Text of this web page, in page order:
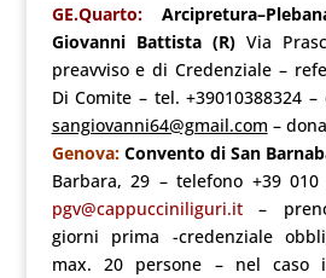
GE.Quarto:
Giovanni Battista (R)Via
preavviso e di Credenziale –
Di Comite – tel. +39010388324 –
sangiovanni64@gmail.com –
Genova: Convento di San
Barbara, 29 – telefono +39
pgv@cappucciniliguri.it–
giorni prima -credenziale
max. 20 persone – nel caso